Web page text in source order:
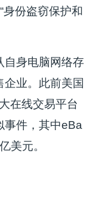
份盗窃保护和
自身电脑网络存
业。此前美国
在线交易平台
事件，其中eBa
美元。